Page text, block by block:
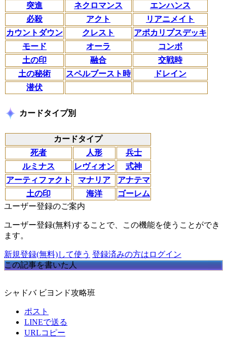
突進
ネクロマンス
エンハンス
必殺
アクト
リアニメイト
カウントダウン
クレスト
アポカリプスデッキ
モード
オーラ
コンボ
土の印
融合
交戦時
土の秘術
スペルブースト時
ドレイン
潜伏
カードタイプ別
カードタイプ
死者
人形
兵士
ルミナス
レヴィオン
式神
アーティファクト
マナリア
アナテマ
土の印
海洋
ゴーレム
ユーザー登録のご案内
ユーザー登録(無料)することで、この機能を使うことができ
ます。
新規登録(無料)して使う 登録済みの方はログイン
この記事を書いた人
シャドバ ビヨンド攻略班
ポスト
LINEで送る
URLコピー